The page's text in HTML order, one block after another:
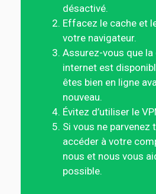
désactivé.
Effacez le cache et
votre navigateur.
Assurez-vous que la
internet est
êtes bien en ligne
nouveau.
Évitez d’utiliser le
Si vous ne parvenez
accéder à votre
nous et nous vous
possible.